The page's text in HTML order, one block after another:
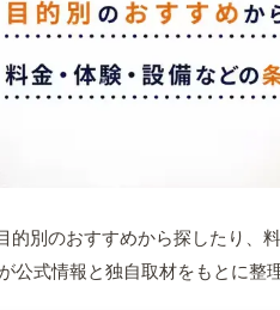
的別のおすすめから探したり、
公式情報と独自取材をもとに整